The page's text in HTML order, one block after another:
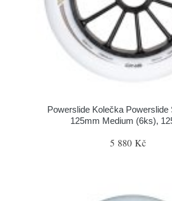
Powerslide Kolečka Powerslide
125mm Medium (6ks),
5 880 Kč